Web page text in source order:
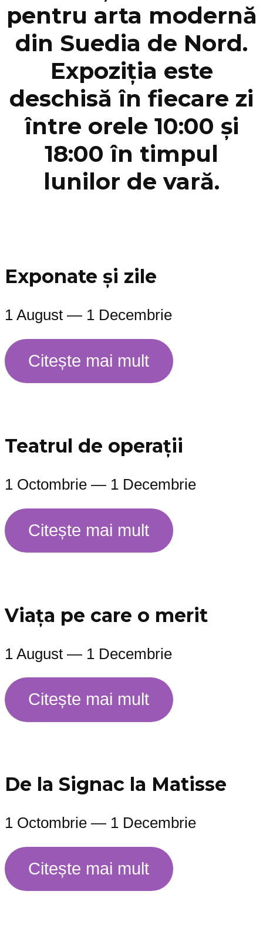
pentru arta modernă
din Suedia de Nord.
Expoziția este
deschisă în fiecare zi
între orele 10:00 și
18:00 în timpul
lunilor de vară.
Exponate și zile
1 August — 1 Decembrie
Citește mai mult
Teatrul de operații
1 Octombrie — 1 Decembrie
Citește mai mult
Viața pe care o merit
1 August — 1 Decembrie
Citește mai mult
De la Signac la Matisse
1 Octombrie — 1 Decembrie
Citește mai mult